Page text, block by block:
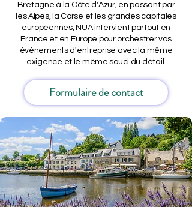
Bretagne à la Côte d'Azur, en passant par
les Alpes, la Corse et les grandes capitales
européennes, NUA intervient partout en
France et en Europe pour orchestrer vos
événements d'entreprise avec la même
exigence et le même souci du détail.
Formulaire de contact